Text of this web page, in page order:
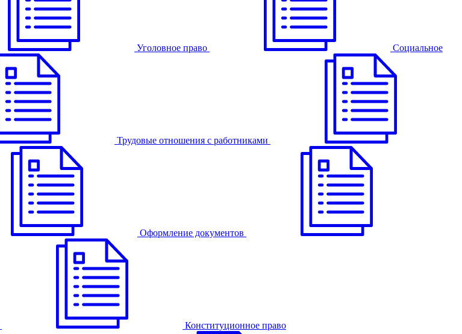
Уголовное право Cоциальное
Трудовые отношения с работниками
Оформление документов
Конституционное право